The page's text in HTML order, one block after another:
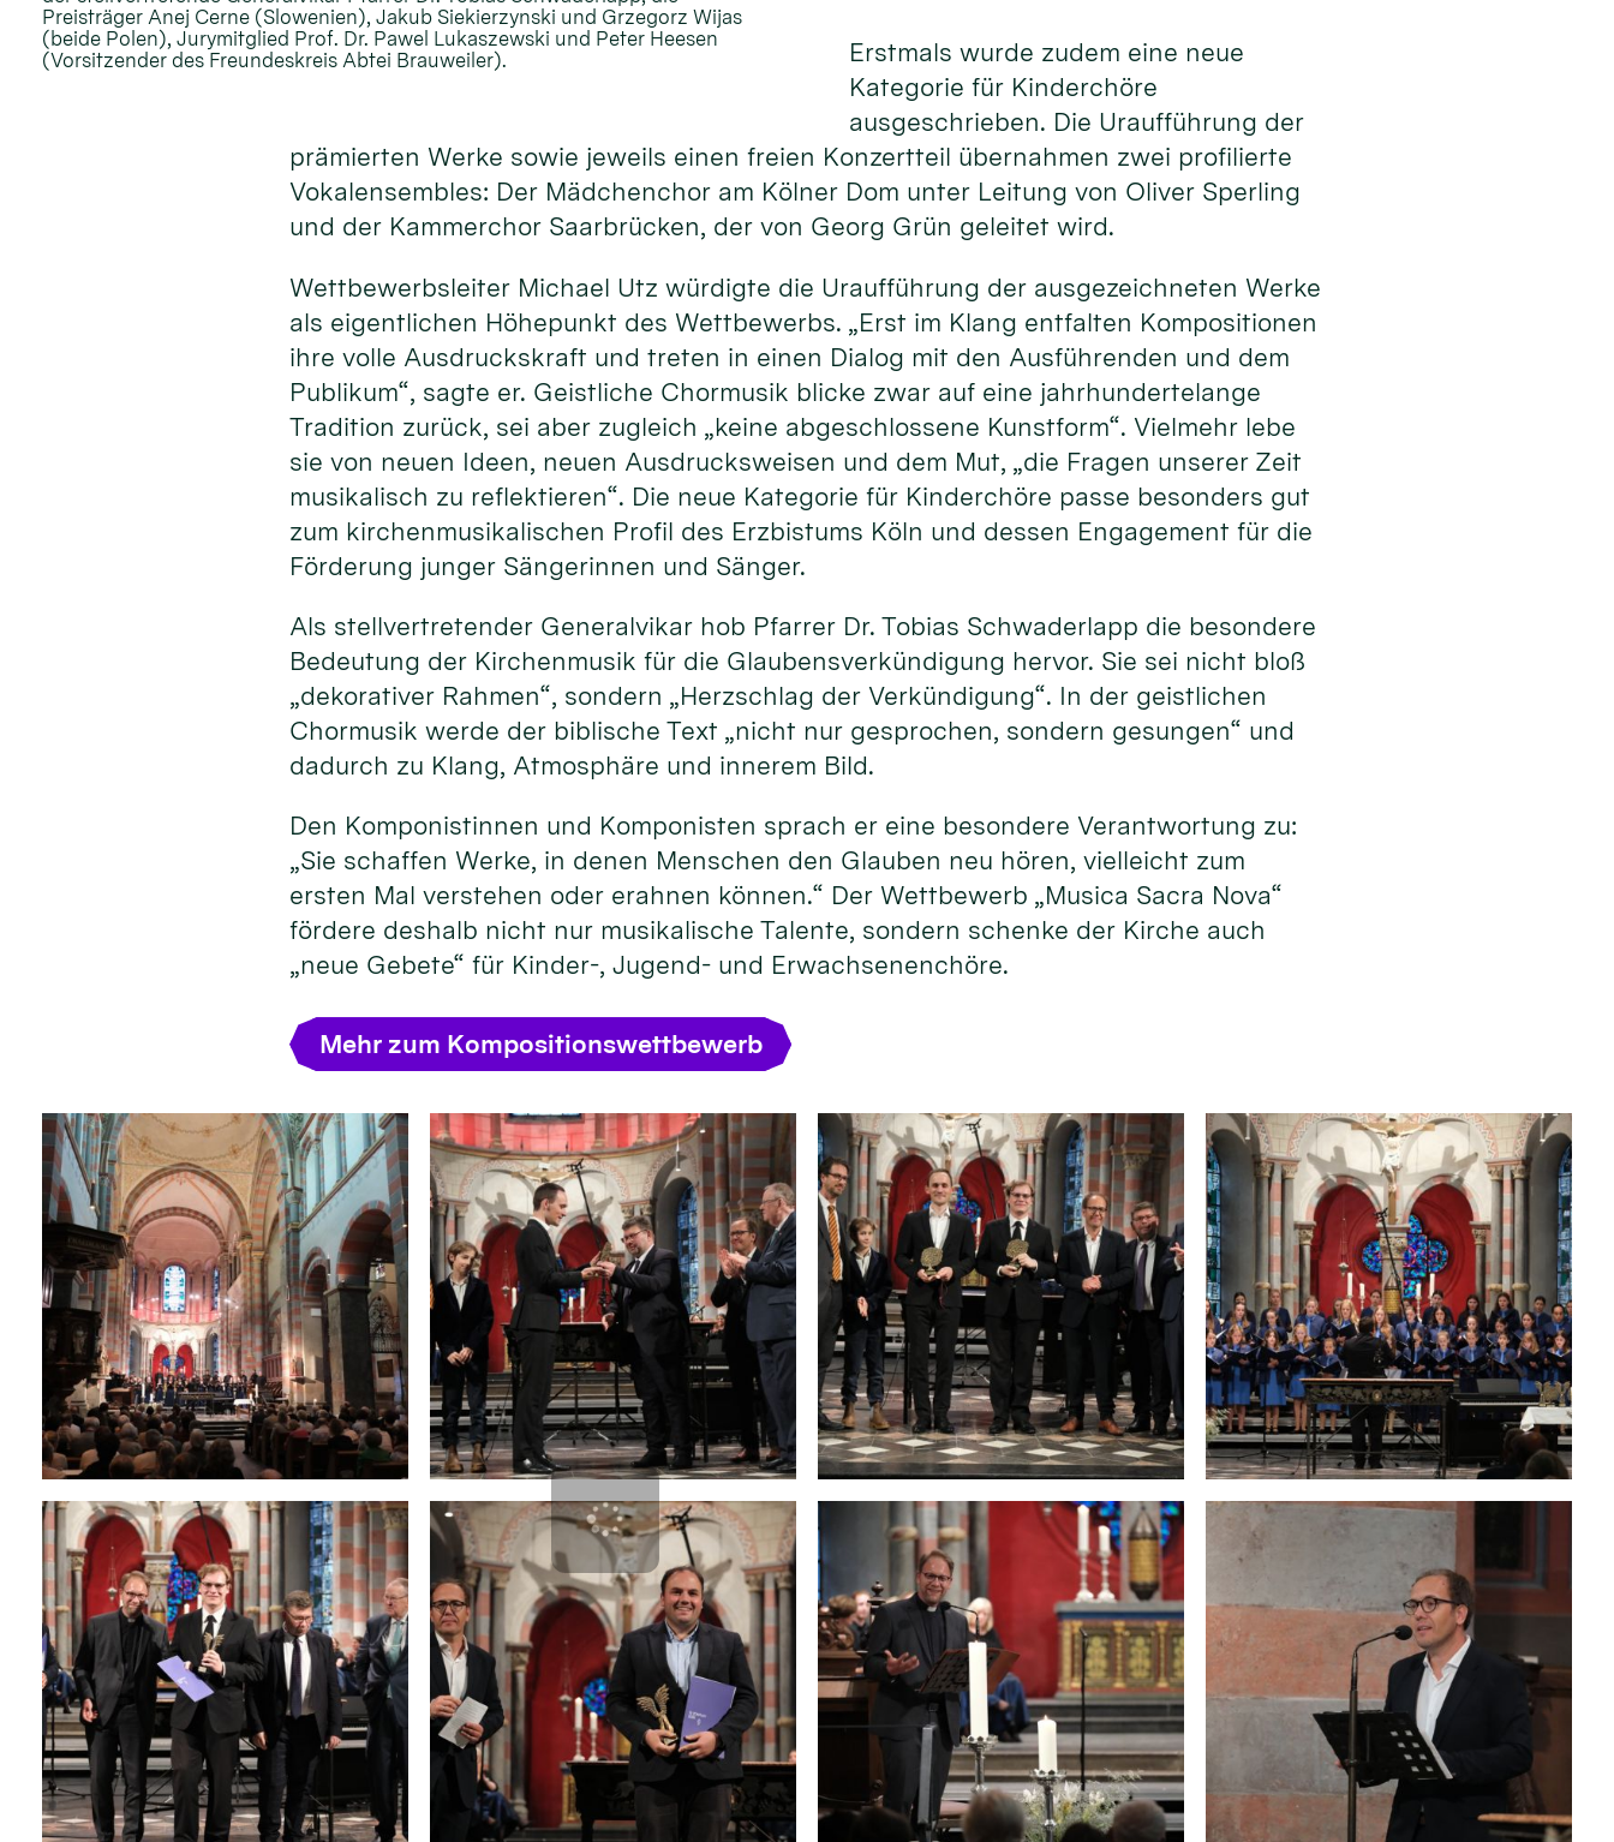
Preisträger Anej Cerne (Slowenien), Jakub Siekierzynski und Grzegorz Wijas
(beide Polen), Jurymitglied Prof. Dr. Pawel Lukaszewski und Peter Heesen
(Vorsitzender des Freundeskreis Abtei Brauweiler).
Erstmals wurde zudem eine neue
Kategorie für Kinderchöre
ausgeschrieben. Die Uraufführung der
prämierten Werke sowie jeweils einen freien Konzertteil übernahmen zwei profilierte
Vokalensembles: Der Mädchenchor am Kölner Dom unter Leitung von Oliver Sperling
und der Kammerchor Saarbrücken, der von Georg Grün geleitet wird.
Wettbewerbsleiter Michael Utz würdigte die Uraufführung der ausgezeichneten Werke
als eigentlichen Höhepunkt des Wettbewerbs. „Erst im Klang entfalten Kompositionen
ihre volle Ausdruckskraft und treten in einen Dialog mit den Ausführenden und dem
Publikum“, sagte er. Geistliche Chormusik blicke zwar auf eine jahrhundertelange
Tradition zurück, sei aber zugleich „keine abgeschlossene Kunstform“. Vielmehr lebe
sie von neuen Ideen, neuen Ausdrucksweisen und dem Mut, „die Fragen unserer Zeit
musikalisch zu reflektieren“. Die neue Kategorie für Kinderchöre passe besonders gut
zum kirchenmusikalischen Profil des Erzbistums Köln und dessen Engagement für die
Förderung junger Sängerinnen und Sänger.
Als stellvertretender Generalvikar hob Pfarrer Dr. Tobias Schwaderlapp die besondere
Bedeutung der Kirchenmusik für die Glaubensverkündigung hervor. Sie sei nicht bloß
„dekorativer Rahmen“, sondern „Herzschlag der Verkündigung“. In der geistlichen
Chormusik werde der biblische Text „nicht nur gesprochen, sondern gesungen“ und
dadurch zu Klang, Atmosphäre und innerem Bild.
Den Komponistinnen und Komponisten sprach er eine besondere Verantwortung zu:
„Sie schaffen Werke, in denen Menschen den Glauben neu hören, vielleicht zum
ersten Mal verstehen oder erahnen können.“ Der Wettbewerb „Musica Sacra Nova“
fördere deshalb nicht nur musikalische Talente, sondern schenke der Kirche auch
„neue Gebete“ für Kinder-, Jugend- und Erwachsenenchöre.
Mehr zum Kompositionswettbewerb